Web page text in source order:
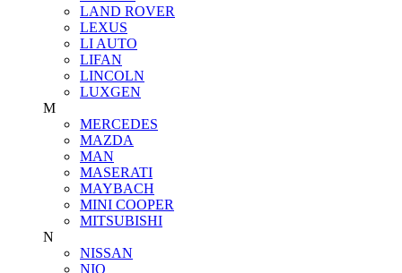
LAND ROVER
LEXUS
LI AUTO
LIFAN
LINCOLN
LUXGEN
M
MERCEDES
MAZDA
MAN
MASERATI
MAYBACH
MINI COOPER
MITSUBISHI
N
NISSAN
NIO